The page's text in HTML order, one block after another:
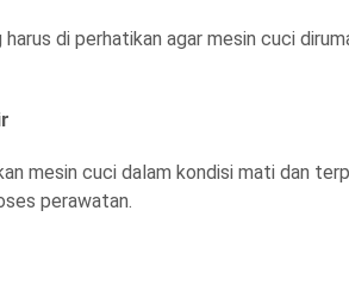
harus di perhatikan agar mesin cuci
mesin cuci dalam kondisi mati dan
perawatan.